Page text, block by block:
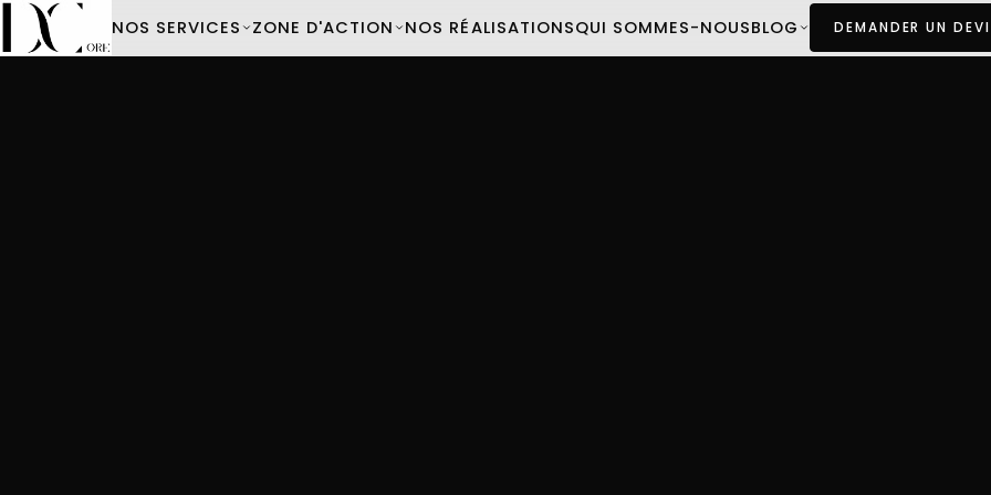
NOS SERVICES ZONE D'ACTION NOS RÉALISATIONSQUI SOMMES-NOUSBLOG DEMANDER UN